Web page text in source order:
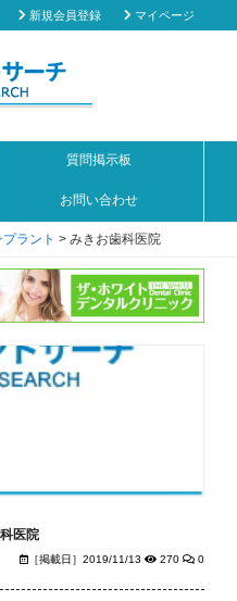
新規会員登録 マイページ
質問掲示板
お問い合わせ
プラント > みきお歯科医院
医院
［掲載日］2019/11/13 270 0